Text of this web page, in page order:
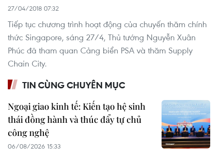
27/04/2018 07:32
Tiếp tục chương trình hoạt động của chuyến thăm chính
thức Singapore, sáng 27/4, Thủ tướng Nguyễn Xuân
Phúc đã tham quan Cảng biển PSA và thăm Supply
Chain City.
TIN CÙNG CHUYÊN MỤC
Ngoại giao kinh tế: Kiến tạo hệ sinh
thái đồng hành và thúc đẩy tự chủ
công nghệ
06/08/2026 15:33